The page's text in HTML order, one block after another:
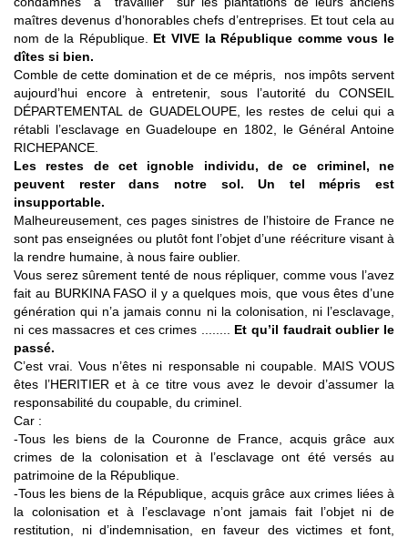
maîtres devenus d’honorables chefs d’entreprises. Et tout cela au
nom de la République. Et VIVE la République comme vous le
dîtes si bien.
Comble de cette domination et de ce mépris, nos impôts servent
aujourd’hui encore à entretenir, sous l’autorité du CONSEIL
DÉPARTEMENTAL de GUADELOUPE, les restes de celui qui a
rétabli l’esclavage en Guadeloupe en 1802, le Général Antoine
RICHEPANCE.
Les restes de cet ignoble individu, de ce criminel, ne
peuvent rester dans notre sol. Un tel mépris est
insupportable.
Malheureusement, ces pages sinistres de l’histoire de France ne
sont pas enseignées ou plutôt font l’objet d’une réécriture visant à
la rendre humaine, à nous faire oublier.
Vous serez sûrement tenté de nous répliquer, comme vous l’avez
fait au BURKINA FASO il y a quelques mois, que vous êtes d’une
génération qui n’a jamais connu ni la colonisation, ni l’esclavage,
ni ces massacres et ces crimes ........ Et qu’il faudrait oublier le
passé.
C’est vrai. Vous n’êtes ni responsable ni coupable. MAIS VOUS
êtes l’HERITIER et à ce titre vous avez le devoir d’assumer la
responsabilité du coupable, du criminel.
Car :
-Tous les biens de la Couronne de France, acquis grâce aux
crimes de la colonisation et à l’esclavage ont été versés au
patrimoine de la République.
-Tous les biens de la République, acquis grâce aux crimes liées à
la colonisation et à l’esclavage n’ont jamais fait l’objet ni de
restitution, ni d’indemnisation, en faveur des victimes et font,